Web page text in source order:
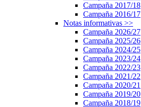
Campaña 2017/18
Campaña 2016/17
Notas informativas >>
Campaña 2026/27
Campaña 2025/26
Campaña 2024/25
Campaña 2023/24
Campaña 2022/23
Campaña 2021/22
Campaña 2020/21
Campaña 2019/20
Campaña 2018/19